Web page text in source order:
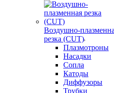
Воздушно-
резка (CUT)
Плазмотроны
Насадки
Сопла
Катоды
Диффузоры
Трубки